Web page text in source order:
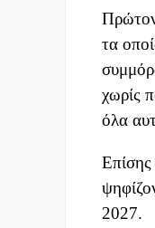
τα
χωρίς
όλα
Επίσης
2027.